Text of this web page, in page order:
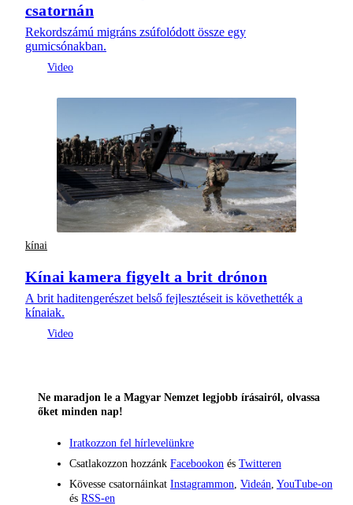
csatornán
Rekordszámú migráns zsúfolódott össze egy
gumicsónakban.
kínai
Kínai kamera figyelt a brit drónon
A brit haditengerészet belső fejlesztéseit is követhették a
kínaiak.
Ne maradjon le a Magyar Nemzet legjobb írásairól, olvassa
őket minden nap!
Iratkozzon fel hírlevelünkre
Csatlakozzon hozzánk Facebookon és Twitteren
Kövesse csatornáinkat Instagrammon Videán YouTube-on
és RSS-en